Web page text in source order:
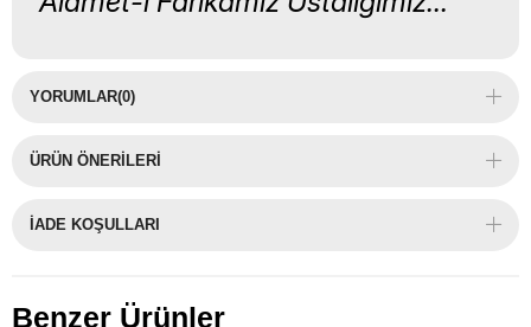
YORUMLAR(0)
ÜRÜN ÖNERILERI
İADE KOŞULLARI
Benzer Ürünler